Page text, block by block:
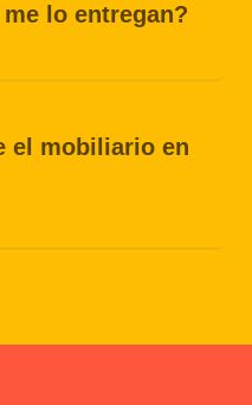
lo entregan?
el mobiliario en